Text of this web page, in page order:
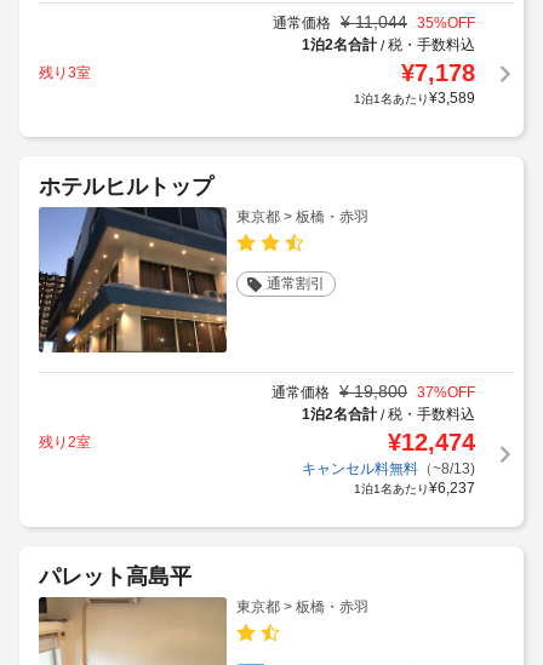
通常価格 ¥ 11,044 35%OFF
1泊2名合計/税・手数料込
残り3室
¥7,178
1泊1名あたり¥3,589
ホテルヒルトップ
東京都 > 板橋・赤羽
通常割引
通常価格 ¥ 19,800 37%OFF
1泊2名合計/税・手数料込
残り2室
¥12,474
キャンセル料無料（~8/13)
1泊1名あたり¥6,237
パレット高島平
東京都 > 板橋・赤羽